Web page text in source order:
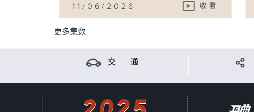
11/06/2026 收看
更多集数 ...
交 通